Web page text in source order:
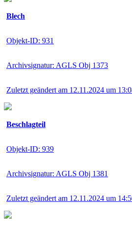
Blech
Objekt-ID: 931
Archivsignatur: AGLS Obj 1373
Zuletzt geändert am 12.11.2024 um
Beschlagteil
Objekt-ID: 939
Archivsignatur: AGLS Obj 1381
Zuletzt geändert am 12.11.2024 um